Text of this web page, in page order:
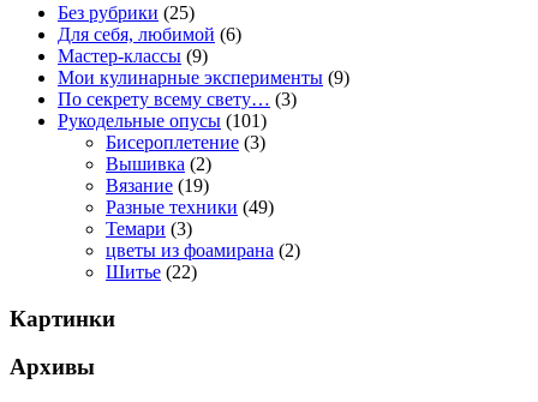
Без рубрики (25)
Для себя, любимой (6)
Мастер-классы (9)
Мои кулинарные эксперименты (9)
По секрету всему свету… (3)
Рукодельные опусы (101)
Бисероплетение (3)
Вышивка (2)
Вязание (19)
Разные техники (49)
Темари (3)
цветы из фоамирана (2)
Шитье (22)
Картинки
Архивы